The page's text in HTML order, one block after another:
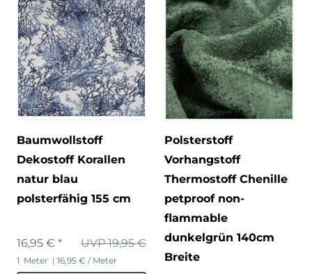
Baumwollstoff
Dekostoff Korallen
natur blau
polsterfähig 155 cm
UVP 19,95 €
16,95 € *
1 Meter | 16,95 € / Meter
Polsterstoff
Vorhangstoff
Thermostoff Chenille
petproof non-
flammable
dunkelgrün 140cm
Breite